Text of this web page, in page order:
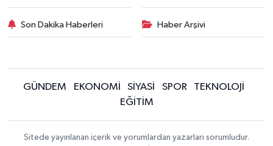
Son Dakika Haberleri Haber Arşivi
GÜNDEM EKONOMİ SİYASİ SPOR
TEKNOLOJİ
EĞİTİM
Sitede yayınlanan içerik ve yorumlardan yazarları sorumludur.